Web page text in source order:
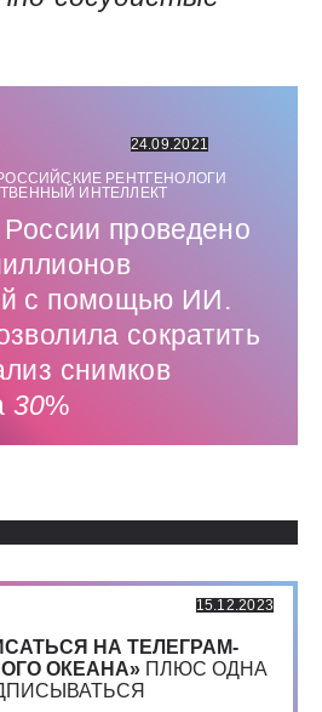
24.09.2021
РЕНТГЕНОЛОГИ
ИНТЕЛЛЕКТ
проведено
с помощью ИИ.
сократить
снимков
30%
15.12.2023
НА ТЕЛЕГРАМ-
ОКЕАНА» ПЛЮС ОДНА